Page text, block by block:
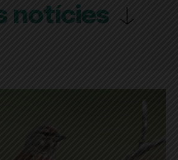
notícies